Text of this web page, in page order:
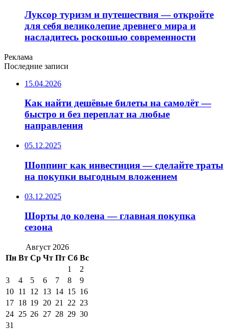
Луксор туризм и путешествия — откройте
для себя великолепие древнего мира и
насладитесь роскошью современности
Реклама
Последние записи
15.04.2026
Как найти дешёвые билеты на самолёт —
быстро и без переплат на любые
направления
05.12.2025
Шоппинг как инвестиция — сделайте траты
на покупки выгодным вложением
03.12.2025
Шорты до колена — главная покупка
сезона
Август 2026
Пн Вт Ср Чт Пт Сб Вс
1
2
3
4 5 6 7 8
9
10 11 12 13 14 15 16
17 18 19 20 21 22 23
24 25 26 27 28 29 30
31